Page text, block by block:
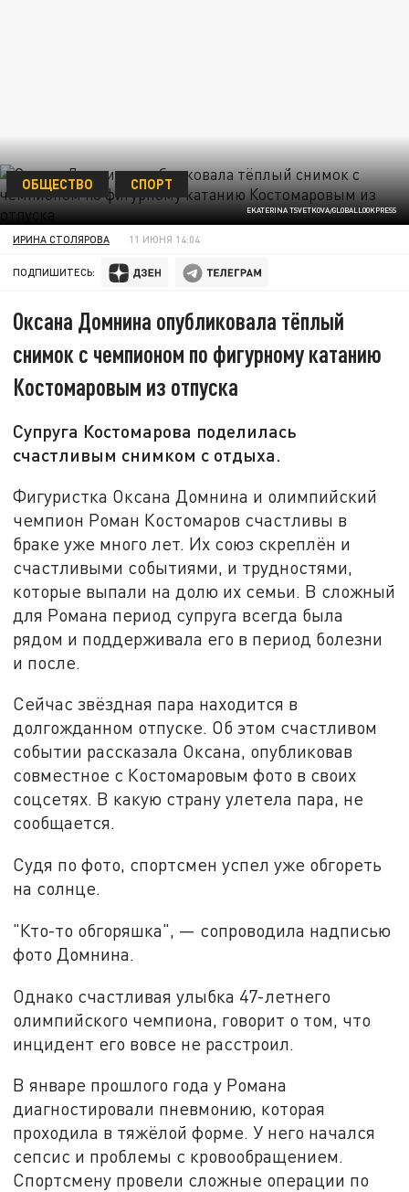
EKATERINA TSVETKOVA/GLOBALLOOKPRESS
ОБЩЕСТВО СПОРТ
ИРИНА СТОЛЯРОВА 11 ИЮНЯ 14:04
ПОДПИШИТЕСЬ:
Оксана Домнина опубликовала тёплый
снимок с чемпионом по фигурному катанию
Костомаровым из отпуска
Супруга Костомарова поделилась
счастливым снимком с отдыха.
Фигуристка Оксана Домнина и олимпийский
чемпион Роман Костомаров счастливы в
браке уже много лет. Их союз скреплён и
счастливыми событиями, и трудностями,
которые выпали на долю их семьи. В сложный
для Романа период супруга всегда была
рядом и поддерживала его в период болезни
и после.
Сейчас звёздная пара находится в
долгожданном отпуске. Об этом счастливом
событии рассказала Оксана, опубликовав
совместное с Костомаровым фото в своих
соцсетях. В какую страну улетела пара, не
сообщается.
Судя по фото, спортсмен успел уже обгореть
на солнце.
"Кто-то обгоряшка", — сопроводила надписью
фото Домнина.
Однако счастливая улыбка 47-летнего
олимпийского чемпиона, говорит о том, что
инцидент его вовсе не расстроил.
В январе прошлого года у Романа
диагностировали пневмонию, которая
проходила в тяжёлой форме. У него начался
сепсис и проблемы с кровообращением.
Спортсмену провели сложные операции по